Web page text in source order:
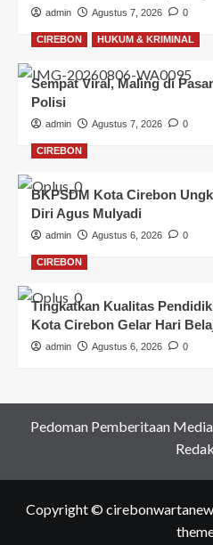
admin Agustus 7, 2026 0
CIREBON HUKUM & KRIMINAL
Sempat Viral, Maling di
Polisi
admin Agustus 7, 2026 0
CIREBON
BKPSDM Kota Cirebon
Diri Agus Mulyadi
admin Agustus 6, 2026 0
CIREBON
Tingkatkan Kualitas
Kota Cirebon Gelar Hari
admin Agustus 6, 2026 0
Pedoman Pemberitaan
Copyright ©